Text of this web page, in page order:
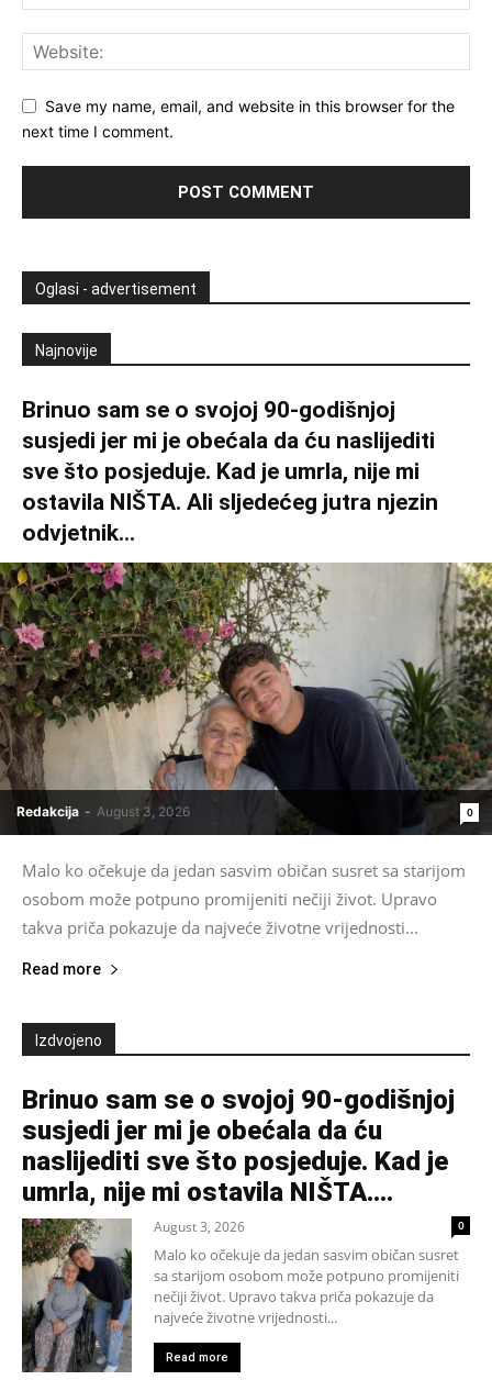
Save my name, email, and website in this browser for the
next time I comment.
Oglasi - advertisement
Najnovije
Brinuo sam se o svojoj 90-godišnjoj
susjedi jer mi je obećala da ću naslijediti
sve što posjeduje. Kad je umrla, nije mi
ostavila NIŠTA. Ali sljedećeg jutra njezin
odvjetnik...
Redakcija - August 3, 2026 0
Malo ko očekuje da jedan sasvim običan susret sa starijom
osobom može potpuno promijeniti nečiji život. Upravo
takva priča pokazuje da najveće životne vrijednosti...
Read more
Izdvojeno
Brinuo sam se o svojoj 90-godišnjoj
susjedi jer mi je obećala da ću
naslijediti sve što posjeduje. Kad je
umrla, nije mi ostavila NIŠTA....
August 3, 2026 0
Malo ko očekuje da jedan sasvim običan susret
sa starijom osobom može potpuno promijeniti
nečiji život. Upravo takva priča pokazuje da
najveće životne vrijednosti...
Read more